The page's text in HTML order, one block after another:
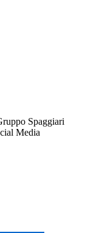
Spaggiari
Media